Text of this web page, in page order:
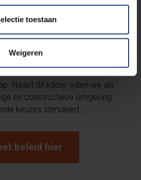
toestaan
Weigeren
van de VUB vormt een
rond wat wel en niet
de VUB tolereert namelijk
en andere illegale drugs op
Naast dit kader willen we als
en constructieve omgeving
keuzes stimuleert.
beleid hier